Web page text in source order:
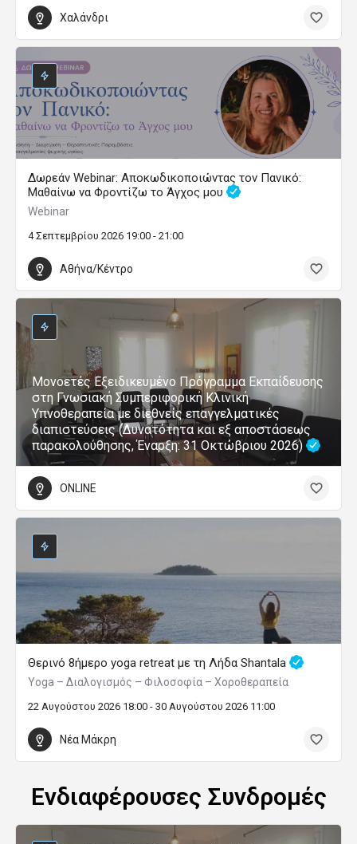
Χαλάνδρι
Δωρεάν Webinar: Αποκωδικοποιώντας τον Πανικό:
Μαθαίνω να Φροντίζω το Άγχος μου
Webinar
4 Σεπτεμβρίου 2026 19:00 - 21:00
Αθήνα/Κέντρο
Μονοετές Εξειδικευμένο Πρόγραμμα Εκπαίδευσης
στη Γνωσιακή Συμπεριφορική Κλινική
Υπνοθεραπεία με διεθνείς επαγγελματικές
διαπιστεύσεις (Δυνατότητα και εξ αποστάσεως
παρακολούθησης, Έναρξη: 31 Οκτώβριου 2026)
ONLINE
Θερινό 8ήμερο yoga retreat με τη Λήδα Shantala
Yoga – Διαλογισμός – Φιλοσοφία – Χοροθεραπεία
22 Αυγούστου 2026 18:00 - 30 Αυγούστου 2026 11:00
Νέα Μάκρη
Ενδιαφέρουσες Συνδρομές